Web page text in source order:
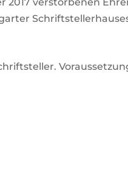
ver­stor­benen